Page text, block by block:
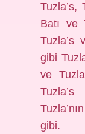
Tuzla’s,
Batı ve
Tuzla’s
gibi
ve
gibi.